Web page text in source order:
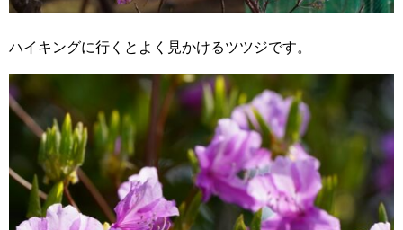
ハイキングに行くとよく見かけるツツジです。